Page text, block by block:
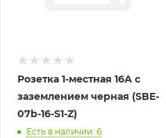
Розетка 1-местная 16А с
заземлением черная (SBE-
07b-16-S1-Z)
Есть в наличии: 6